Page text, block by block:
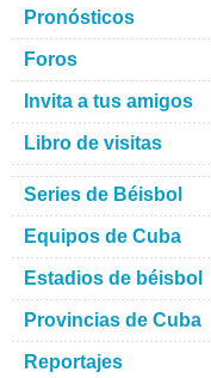
Pronósticos
Foros
Invita a tus amigos
Libro de visitas
Series de Béisbol
Equipos de Cuba
Estadios de béisbol
Provincias de Cuba
Reportajes